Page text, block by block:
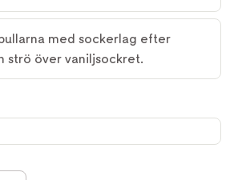
med sockerlag efter
strö över vaniljsockret.